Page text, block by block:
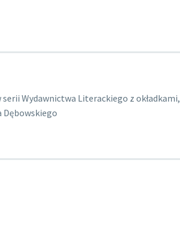
Wydawnictwa Literackiego z okładkami,